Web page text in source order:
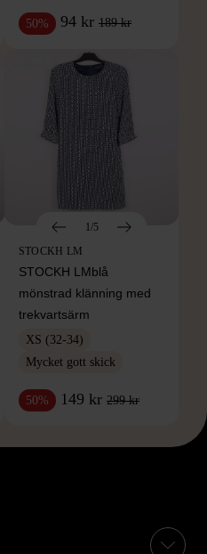
50% 94 kr 189 kr
1/5
STOCKH LM
STOCKH LMblå
mönstrad klänning med
trekvartsärm
XS (32-34)
Mycket gott skick
50% 149 kr 299 kr